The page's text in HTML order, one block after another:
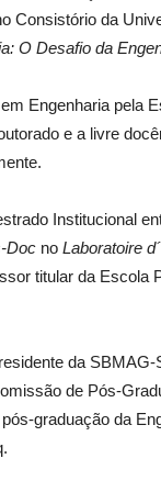
Consistório da
O Desafio da
Engenharia pela
e a livre
Institucional
Doc no Laboratoire
titular da
da
de Pós-
graduação da